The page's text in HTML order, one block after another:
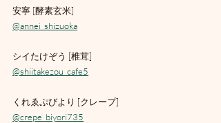
安寧 [酵素玄米]
@annei_shizuoka
シイたけぞう [椎茸]
@shiitakezou_cafe5
くれゑぷびより [クレープ]
@crepe_biyori735